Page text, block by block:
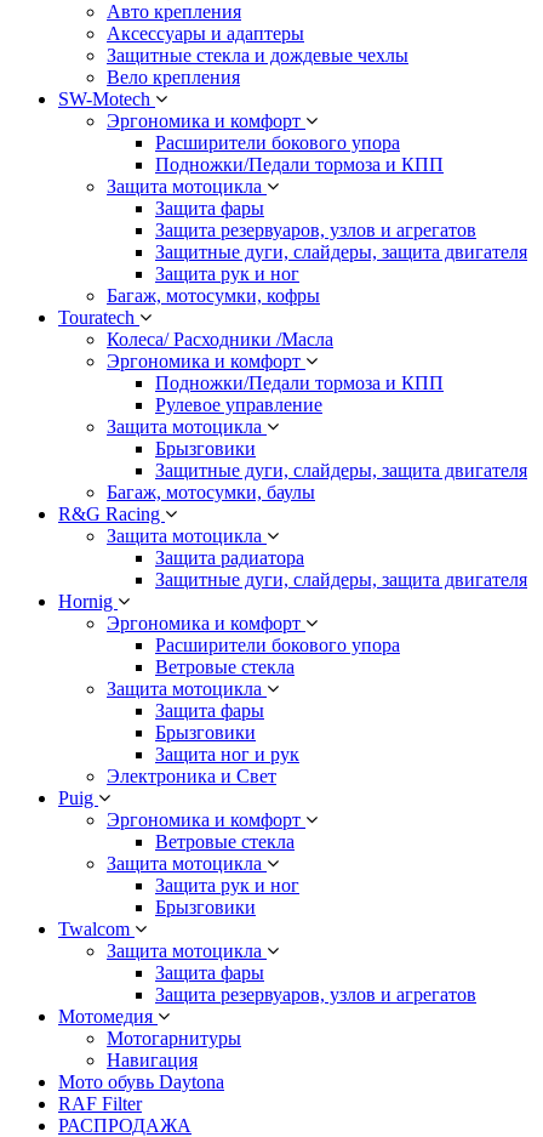
Авто крепления
Аксессуары и адаптеры
Защитные стекла и дождевые чехлы
Вело крепления
SW-Motech
Эргономика и комфорт
Расширители бокового упора
Подножки/Педали тормоза и КПП
Защита мотоцикла
Защита фары
Защита резервуаров, узлов и агрегатов
Защитные дуги, слайдеры, защита двигателя
Защита рук и ног
Багаж, мотосумки, кофры
Touratech
Колеса/ Расходники /Масла
Эргономика и комфорт
Подножки/Педали тормоза и КПП
Рулевое управление
Защита мотоцикла
Брызговики
Защитные дуги, слайдеры, защита двигателя
Багаж, мотосумки, баулы
R&G Racing
Защита мотоцикла
Защита радиатора
Защитные дуги, слайдеры, защита двигателя
Hornig
Эргономика и комфорт
Расширители бокового упора
Ветровые стекла
Защита мотоцикла
Защита фары
Брызговики
Защита ног и рук
Электроника и Свет
Puig
Эргономика и комфорт
Ветровые стекла
Защита мотоцикла
Защита рук и ног
Брызговики
Twalcom
Защита мотоцикла
Защита фары
Защита резервуаров, узлов и агрегатов
Мотомедия
Мотогарнитуры
Навигация
Мото обувь Daytona
RAF Filter
РАСПРОДАЖА